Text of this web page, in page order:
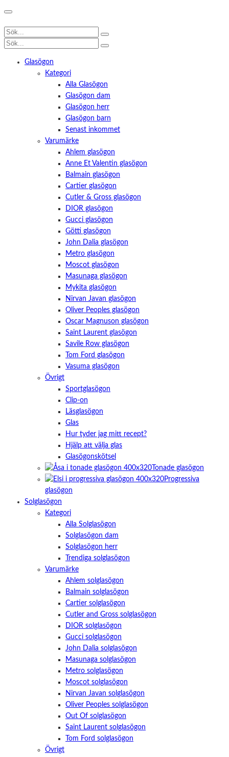
Glasögon
Kategori
Alla Glasögon
Glasögon dam
Glasögon herr
Glasögon barn
Senast inkommet
Varumärke
Ahlem glasögon
Anne Et Valentin glasögon
Balmain glasögon
Cartier glasögon
Cutler & Gross glasögon
DIOR glasögon
Gucci glasögon
Götti glasögon
John Dalia glasögon
Metro glasögon
Moscot glasögon
Masunaga glasögon
Mykita glasögon
Nirvan Javan glasögon
Oliver Peoples glasögon
Oscar Magnuson glasögon
Saint Laurent glasögon
Savile Row glasögon
Tom Ford glasögon
Vasuma glasögon
Övrigt
Sportglasögon
Clip-on
Läsglasögon
Glas
Hur tyder jag mitt recept?
Hjälp att välja glas
Glasögonskötsel
Tonade glasögon
Progressiva
glasögon
Solglasögon
Kategori
Alla Solglasögon
Solglasögon dam
Solglasögon herr
Trendiga solglasögon
Varumärke
Ahlem solglasögon
Balmain solglasögon
Cartier solglasögon
Cutler and Gross solglasögon
DIOR solglasögon
Gucci solglasögon
John Dalia solglasögon
Masunaga solglasögon
Metro solglasögon
Moscot solglasögon
Nirvan Javan solglasögon
Oliver Peoples solglasögon
Out Of solglasögon
Saint Laurent solglasögon
Tom Ford solglasögon
Övrigt